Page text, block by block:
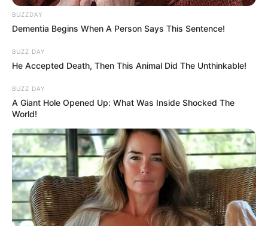
BUZZDAY
Dementia Begins When A Person Says This Sentence!
BUZZ DAY
He Accepted Death, Then This Animal Did The Unthinkable!
BUZZ DAY
A Giant Hole Opened Up: What Was Inside Shocked The
World!